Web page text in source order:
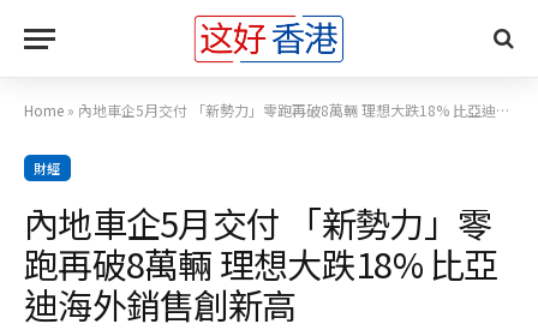
Home » 內地車企5月交付 「新勢力」零跑再破8萬輛 理想大跌18% 比亞迪海外銷售創新高
財經
內地車企5月交付 「新勢力」零
跑再破8萬輛 理想大跌18% 比亞
迪海外銷售創新高